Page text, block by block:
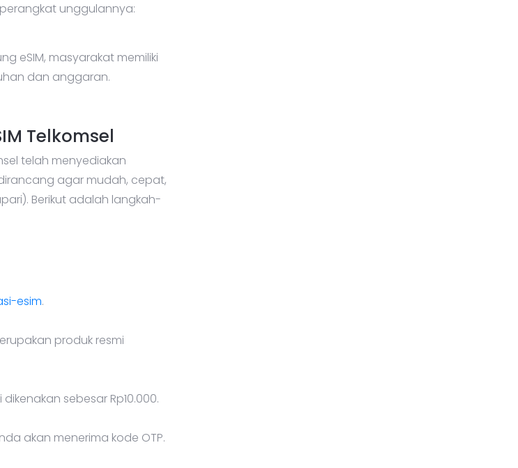
unggulannya:
eSIM, masyarakat memiliki
dan anggaran.
Telkomsel
telah menyediakan
dirancang agar mudah, cepat,
Berikut adalah langkah-
esim.
produk resmi
sebesar Rp10.000.
akan menerima kode OTP.